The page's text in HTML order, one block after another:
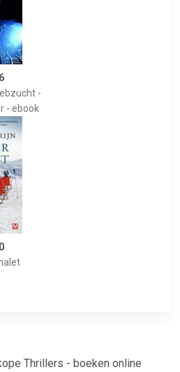
-
- ebook
Thrillers - boeken online